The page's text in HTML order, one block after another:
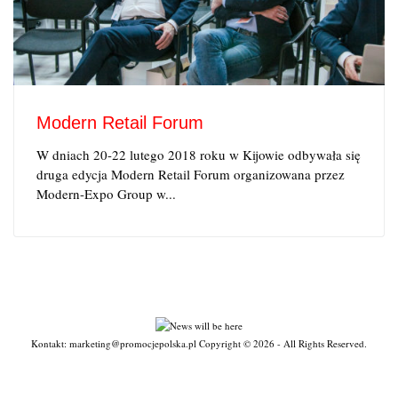
Modern Retail Forum
W dniach 20-22 lutego 2018 roku w Kijowie odbywała się
druga edycja Modern Retail Forum organizowana przez
Modern-Expo Group w...
Kontakt: marketing@promocjepolska.pl Copyright © 2026 - All Rights Reserved.